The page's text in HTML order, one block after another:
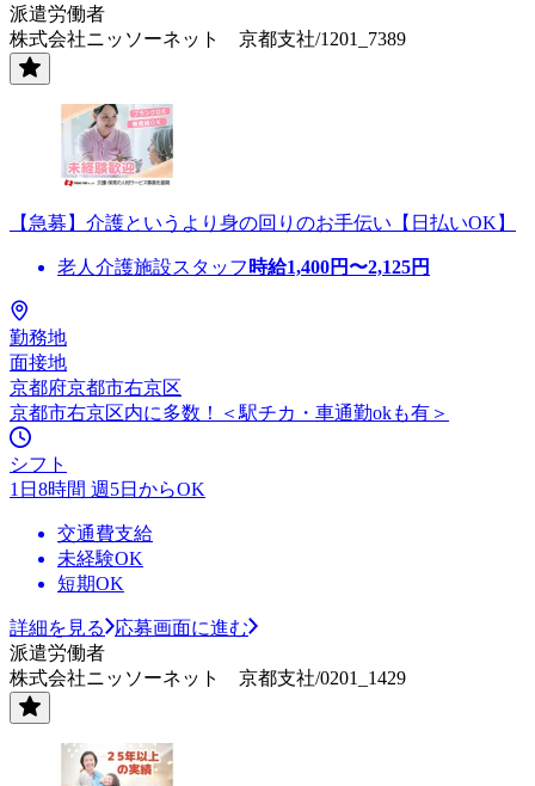
派遣労働者
株式会社ニッソーネット 京都支社/1201_7389
【急募】介護というより身の回りのお手伝い【日払いOK】
老人介護施設スタッフ 時給1,400円〜2,125円
勤務地
面接地
京都府京都市右京区
京都市右京区内に多数！＜駅チカ・車通勤okも有＞
シフト
1日8時間 週5日からOK
交通費支給
未経験OK
短期OK
詳細を見る
応募画面に進む
派遣労働者
株式会社ニッソーネット 京都支社/0201_1429